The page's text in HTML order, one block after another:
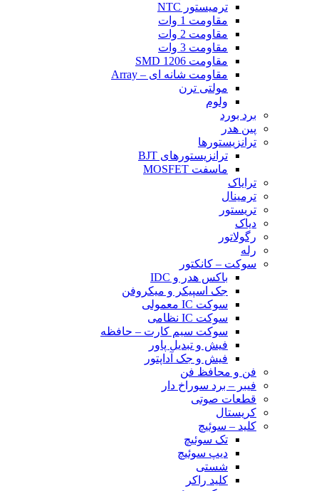
ترمیستور NTC
مقاومت 1 وات
مقاومت 2 وات
مقاومت 3 وات
مقاومت SMD 1206
مقاومت شانه ای – Array
مولتی ترن
ولوم
برد بورد
پین هدر
ترانزیستورها
ترانزیستورهای BJT
ماسفت MOSFET
ترایاک
ترمینال
تریستور
دیاک
رگولاتور
رله
سوكت – کانکتور
باکس هدر و IDC
جک اسپیکر و میکروفن
سوکت IC معمولی
سوکت IC نظامی
سوکت سیم کارت – حافظه
فیش و تبدیل پاور
فیش و جک آداپتور
فن و محافظ فن
فیبر – برد سوراخ دار
قطعات صوتی
کریستال
کلید – سوئیچ
تک سوئیچ
دیپ سوئیچ
شستی
کلید راکر